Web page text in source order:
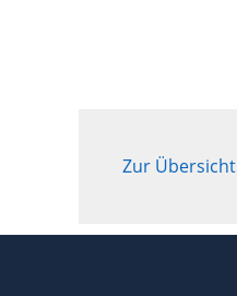
Zur Übersicht